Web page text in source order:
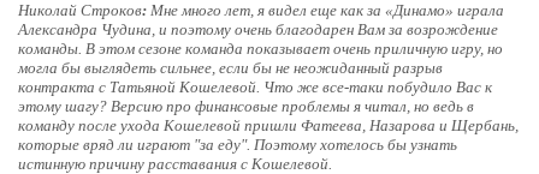
Николай Строков: Мне много лет, я видел еще как за «Динамо» играла
Александра Чудина, и поэтому очень благодарен Вам за возрождение
команды. В этом сезоне команда показывает очень приличную игру, но
могла бы выглядеть сильнее, если бы не неожиданный разрыв
контракта с Татьяной Кошелевой. Что же все-таки побудило Вас к
этому шагу? Версию про финансовые проблемы я читал, но ведь в
команду после ухода Кошелевой пришли Фатеева, Назарова и Щербань,
которые вряд ли играют "за еду". Поэтому хотелось бы узнать
истинную причину расставания с Кошелевой.